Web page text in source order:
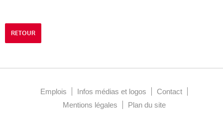
RETOUR
Emplois Infos médias et logos
Contact
Mentions légales
Plan du site